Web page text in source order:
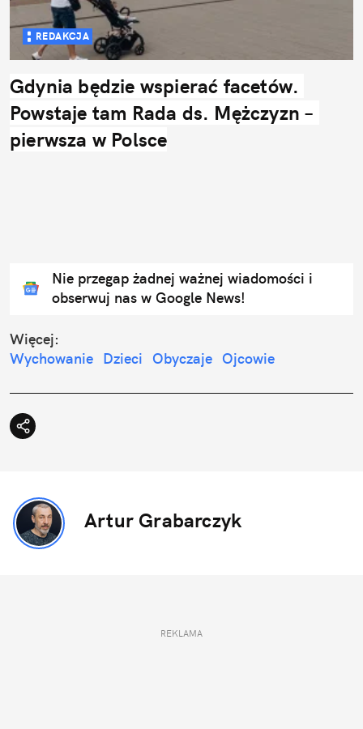
REDAKCJA
Gdynia będzie wspierać facetów.
Powstaje tam Rada ds. Mężczyzn –
pierwsza w Polsce
Nie przegap żadnej ważnej wiadomości i
obserwuj nas w Google News!
Więcej:
Wychowanie Dzieci Obyczaje Ojcowie
Artur Grabarczyk
REKLAMA